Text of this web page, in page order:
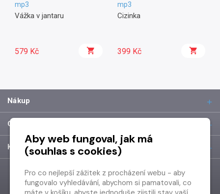
mp3
Vážka v jantaru
579 Kč
mp3
Cizinka
399 Kč
Nákup
O společnosti
Kontakt
Aby web fungoval, jak má
(souhlas s cookies)
Pro co nejlepší zážitek z procházení webu - aby
fungovalo vyhledávání, abychom si pamatovali, co